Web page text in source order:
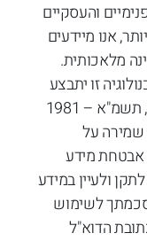
והעסקיים
אנו מיידעים
מלאכותית.
זו יתבצע
בהתאם להוראות חוק הגנת הפרטיות, תשמ"א – 1981
תוך שמירה על
אבטחת מידע
ולעיין במידע
לשימוש
הדוא"ל